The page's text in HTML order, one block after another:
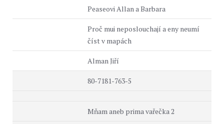
Peaseovi Allan a Barbara
Proč mui neposlouchají a eny neumí
číst v mapách
Alman Jiří
80-7181-763-5
Mňam aneb prima vařečka 2